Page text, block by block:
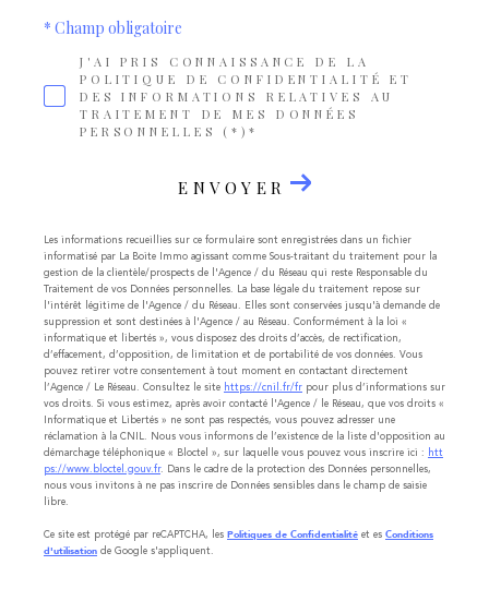
J'AI PRIS CONNAISSANCE DE LA
POLITIQUE DE CONFIDENTIALITÉ ET
DES INFORMATIONS RELATIVES AU
TRAITEMENT DE MES DONNÉES
PERSONNELLES (*)*
* Champ obligatoire
ENVOYER
Les informations recueillies sur ce formulaire sont enregistrées dans un fichier
informatisé par La Boite Immo agissant comme Sous-traitant du traitement pour la
gestion de la clientèle/prospects de l'Agence / du Réseau qui reste Responsable du
Traitement de vos Données personnelles. La base légale du traitement repose sur
l'intérêt légitime de l'Agence / du Réseau. Elles sont conservées jusqu'à demande de
suppression et sont destinées à l'Agence / au Réseau. Conformément à la loi «
informatique et libertés », vous disposez des droits d’accès, de rectification,
d’effacement, d’opposition, de limitation et de portabilité de vos données. Vous
pouvez retirer votre consentement à tout moment en contactant directement
l’Agence / Le Réseau. Consultez le site https://cnil.fr/fr pour plus d’informations sur
vos droits. Si vous estimez, après avoir contacté l'Agence / le Réseau, que vos droits «
Informatique et Libertés » ne sont pas respectés, vous pouvez adresser une
réclamation à la CNIL. Nous vous informons de l’existence de la liste d'opposition au
démarchage téléphonique « Bloctel », sur laquelle vous pouvez vous inscrire ici : htt
ps://www.bloctel.gouv.fr. Dans le cadre de la protection des Données personnelles,
nous vous invitons à ne pas inscrire de Données sensibles dans le champ de saisie
libre.
Ce site est protégé par reCAPTCHA, les Politiques de Confidentialité et es Conditions
d'utilisation de Google s'appliquent.